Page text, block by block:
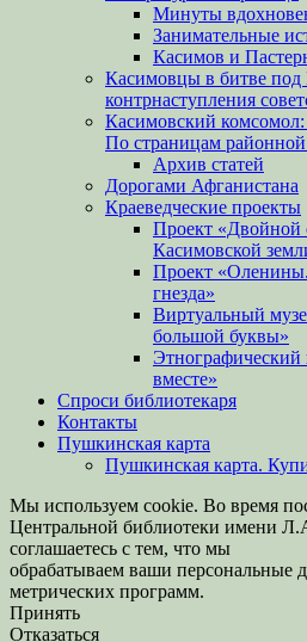
Минуты
Занимательные
Касимов и
Касимовцы в битве
контрнаступления
Касимовский
По страницам
Архив статей
Дорогами Афганистана
Краеведческие проекты
Проект «Двойной
Касимовской
Проект
гнезда»
Виртуальный
большой буквы»
вместе»
Спроси библиотекаря
Контакты
Пушкинская карта
Пушкинская карта.
Мы используем cookie. Во время
Центральной библиотеки имени
соглашаетесь с тем, что мы
обрабатываем ваши персональные
метрических программ.
Принять
Отказаться